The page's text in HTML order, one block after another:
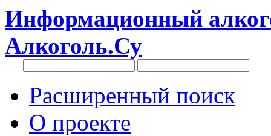
Информационный
Алкоголь.Су
Расширенный поиск
О проекте